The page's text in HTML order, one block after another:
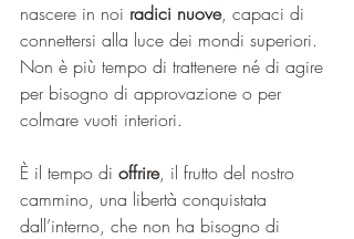
nascere in noi radici nuove, capaci di
connettersi alla luce dei mondi superiori.
Non è più tempo di trattenere né di agire
per bisogno di approvazione o per
colmare vuoti interiori.
È il tempo di offrire, il frutto del nostro
cammino, una libertà conquistata
dall’interno, che non ha bisogno di